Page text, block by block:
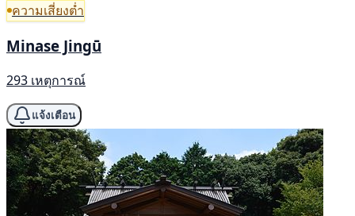
ความเสี่ยงต่ำ
Minase Jingū
293 เหตุการณ์
แจ้งเตือน